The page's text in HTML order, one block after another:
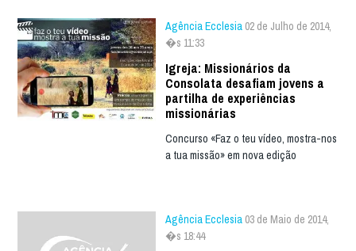
Agência Ecclesia 02 de Julho de 2014,
�s 11:33
Igreja: Missionários da
Consolata desafiam jovens a
partilha de experiências
missionárias
Concurso «Faz o teu vídeo, mostra-nos
a tua missão» em nova edição
Agência Ecclesia 03 de Maio de 2014,
�s 18:44